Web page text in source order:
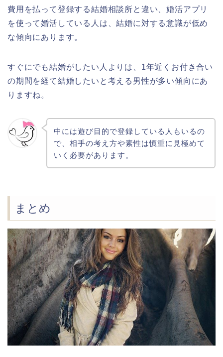
費用を払って登録する結婚相談所と違い、婚活アプリ
を使って婚活している人は、結婚に対する意識が低め
な傾向にあります。
すぐにでも結婚がしたい人よりは、1年近くお付き合い
の期間を経て結婚したいと考える男性が多い傾向にあ
りますね。
中には遊び目的で登録している人もいるの
で、相手の考え方や素性は慎重に見極めて
いく必要があります。
まとめ